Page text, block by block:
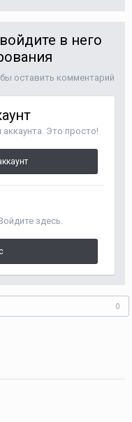
в него
оставить комментарий
аккаунта. Это просто!
здесь.
0